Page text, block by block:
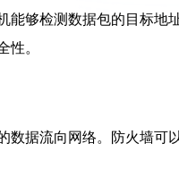
能够检测数据包的目标地
性。
数据流向网络。防火墙可